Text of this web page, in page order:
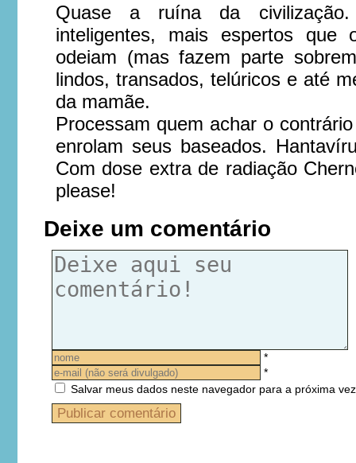
Quase a ruína da
inteligentes, mais espertos que
odeiam (mas fazem parte
lindos, transados, telúricos e até
da mamãe.
Processam quem achar o
enrolam seus baseados.
Com dose extra de radiação
please!
Deixe um comentário
*
*
Salvar meus dados neste navegador para a próxima